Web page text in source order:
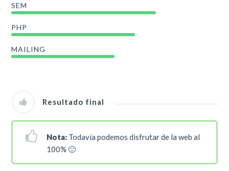
SEM
PHP
MAILING
Resultado final
Nota: Todavía podemos disfrutar de la web al
100% 🙂